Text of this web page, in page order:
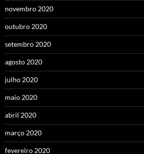
novembro 2020
outubro 2020
setembro 2020
agosto 2020
julho 2020
maio 2020
abril 2020
março 2020
fevereiro 2020